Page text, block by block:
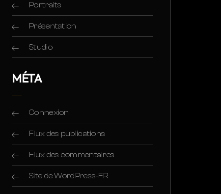
Portraits
Présentation
Studio
MÉTA
Connexion
Flux des publications
Flux des commentaires
Site de WordPress-FR